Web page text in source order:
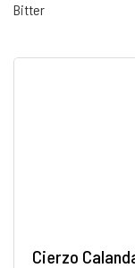
Bitter
Cierzo